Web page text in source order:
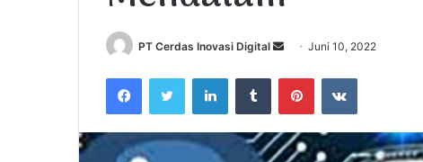
PT Cerdas Inovasi Digital
d
a
n
Juni 10, 2022